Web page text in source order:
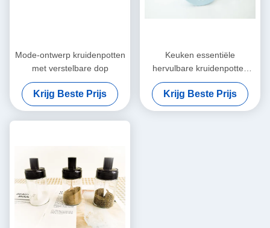
Mode-ontwerp kruidenpotten
met verstelbare dop
Krijg Beste Prijs
Keuken essentiële
hervulbare kruidenpotten
aangepaste kleur / capaciteit
Krijg Beste Prijs